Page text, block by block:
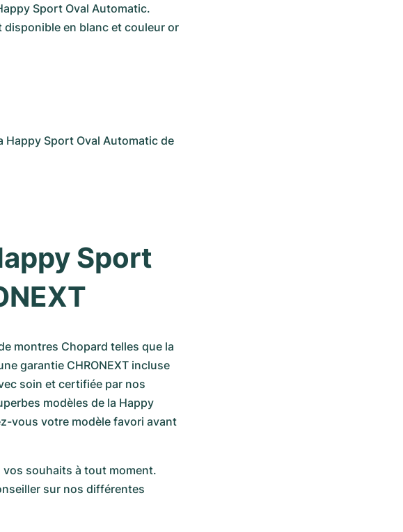
Sport Oval Automatic.
en blanc et couleur or
Happy Sport Oval Automatic de
Sport
montres Chopard telles que la
garantie CHRONEXT incluse
soin et certifiée par nos
modèles de la Happy
vous votre modèle favori avant
souhaits à tout moment.
sur nos différentes